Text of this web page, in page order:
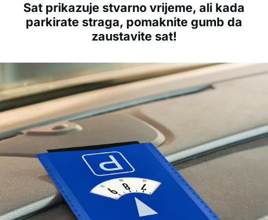
Sat prikazuje stvarno vrijeme, ali kada
parkirate straga, pomaknite gumb da
zaustavite sat!